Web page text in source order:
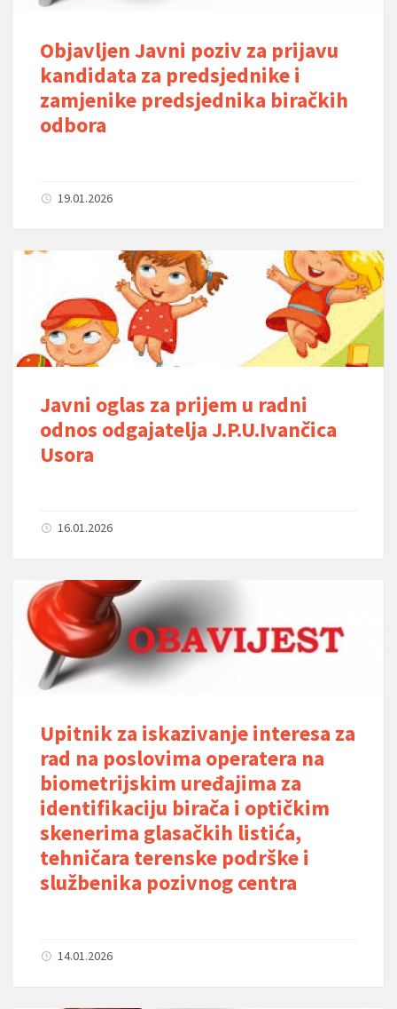
Objavljen Javni poziv za prijavu
kandidata za predsjednike i
zamjenike predsjednika biračkih
odbora
19.01.2026
Javni oglas za prijem u radni
odnos odgajatelja J.P.U.Ivančica
Usora
16.01.2026
Upitnik za iskazivanje interesa za
rad na poslovima operatera na
biometrijskim uređajima za
identifikaciju birača i optičkim
skenerima glasačkih listića,
tehničara terenske podrške i
službenika pozivnog centra
14.01.2026